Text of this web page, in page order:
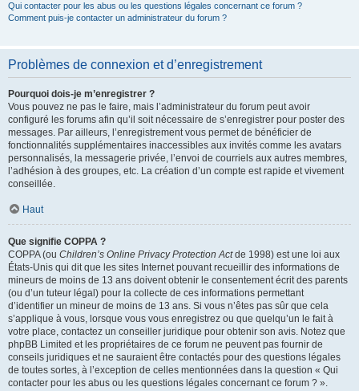
Qui contacter pour les abus ou les questions légales concernant ce forum ?
Comment puis-je contacter un administrateur du forum ?
Problèmes de connexion et d’enregistrement
Pourquoi dois-je m’enregistrer ?
Vous pouvez ne pas le faire, mais l’administrateur du forum peut avoir
configuré les forums afin qu’il soit nécessaire de s’enregistrer pour poster des
messages. Par ailleurs, l’enregistrement vous permet de bénéficier de
fonctionnalités supplémentaires inaccessibles aux invités comme les avatars
personnalisés, la messagerie privée, l’envoi de courriels aux autres membres,
l’adhésion à des groupes, etc. La création d’un compte est rapide et vivement
conseillée.
Haut
Que signifie COPPA ?
COPPA (ou Children’s Online Privacy Protection Actde 1998) est une loi aux
États-Unis qui dit que les sites Internet pouvant recueillir des informations de
mineurs de moins de 13 ans doivent obtenir le consentement écrit des parents
(ou d’un tuteur légal) pour la collecte de ces informations permettant
d’identifier un mineur de moins de 13 ans. Si vous n’êtes pas sûr que cela
s’applique à vous, lorsque vous vous enregistrez ou que quelqu’un le fait à
votre place, contactez un conseiller juridique pour obtenir son avis. Notez que
phpBB Limited et les propriétaires de ce forum ne peuvent pas fournir de
conseils juridiques et ne sauraient être contactés pour des questions légales
de toutes sortes, à l’exception de celles mentionnées dans la question « Qui
contacter pour les abus ou les questions légales concernant ce forum ? ».